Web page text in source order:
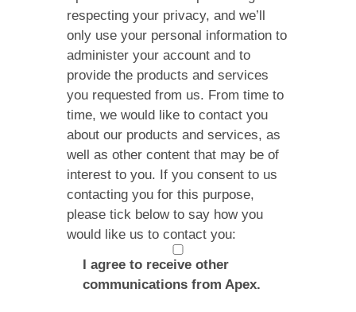
respecting your privacy, and we’ll
only use your personal information to
administer your account and to
provide the products and services
you requested from us. From time to
time, we would like to contact you
about our products and services, as
well as other content that may be of
interest to you. If you consent to us
contacting you for this purpose,
please tick below to say how you
would like us to contact you:
I agree to receive other
communications from Apex.